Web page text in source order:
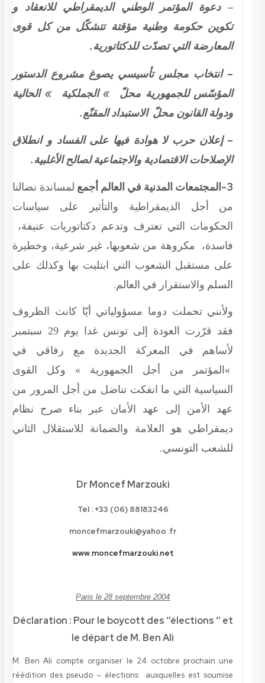
– دعوة المؤتمر الوطني الديمقراطي للانعقاد و
تكوين حكومة وطنية مؤقتة تتشكّل من كل قوى
المعارضة التي تصدّت للدكتاتورية.
– انتخاب مجلس تأسيسي يصوغ مشروع الدستور
المؤسّس للجمهورية محلّ » الجملكية » الحالية
ودولة القانون محلّ الاستبداد المقنّع.
– إعلان حرب لا هوادة فيها على الفساد و انطلاق
الإصلاحات الاقتصادية والاجتماعية لصالح الأغلبية.
3-المجتمعات المدنية في العالم أجمع
لمساندة نضالنا
من أجل الديمقراطية والتأثير على سياسات
الحكومات التي تعترف وتدعم دكتاتوريات عنيفة،
فاسدة، مكروهة من شعوبها، غير شرعية، وخطيرة
على مستقبل الشعوب التي ابتليت بها وكذلك على
السلم والاستقرار في العالم.
ولأنني تحملت دوما مسؤولياتي أيّا كانت الظروف
فقد قرّرت العودة إلى تونس غدا يوم 29 سبتمبر
لأساهم في المعركة الجديدة مع رفاقي في
»المؤتمر من أجل الجمهورية » وكل القوى
السياسية التي ما انفكت تناضل من أجل المرور من
عهد الأمن إلى عهد الأمان عبر بناء صرح نظام
ديمقراطي هو العلامة والضمانة للاستقلال الثاني
للشعب التونسي.
Dr Moncef Marzouki
Tel :+33 (06) 88183246
moncefmarzouki@yahoo .fr
www.moncefmarzouki.net
Paris le 28 septembre 2004
Déclaration : Pour le boycott des ‘’élections ‘’ et
le départ de M. Ben Ali
M. Ben Ali compte organiser le 24 octobre prochain une
réédition des pseudo – élections auxquelles est soumise